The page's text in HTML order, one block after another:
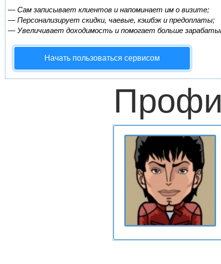
— Сам записывает клиентов и напоминает им о визите;
— Персонализирует скидки, чаевые, кэшбэк и предоплаты;
— Увеличивает доходимость и помогает больше
Начать пользоваться сервисом